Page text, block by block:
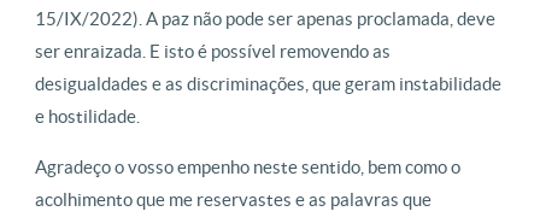
15/IX/2022). A paz não pode ser apenas proclamada, deve
ser enraizada. E isto é possível removendo as
desigualdades e as discriminações, que geram instabilidade
e hostilidade.
Agradeço o vosso empenho neste sentido, bem como o
acolhimento que me reservastes e as palavras que